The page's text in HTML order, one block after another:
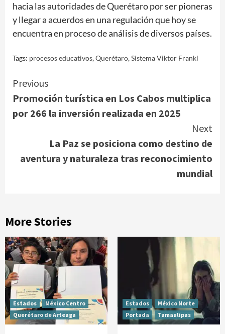
hacia las autoridades de Querétaro por ser pioneras
y llegar a acuerdos en una regulación que hoy se
encuentra en proceso de análisis de diversos países.
Tags: procesos educativos,Querétaro,Sistema Viktor Frankl
Continue
Reading
Previous
Promoción turística en Los Cabos multiplica
por 266 la inversión realizada en 2025
Next
La Paz se posiciona como destino de
aventura y naturaleza tras reconocimiento
mundial
More Stories
Estados
México Centro
Querétaro de Arteaga
Estados
México Norte
Portada
Tamaulipas